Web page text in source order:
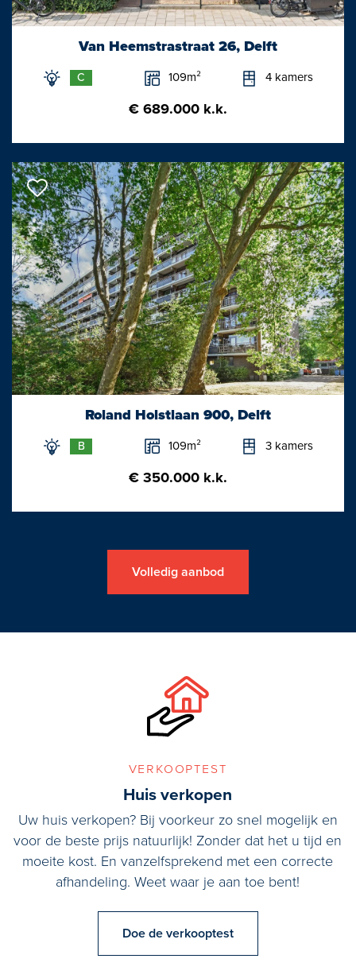
De twee riante kamers aan de voorzijde van de eerste
met hun grote hoge ramen een prachtig uitzicht op de gracht.
De kamers staan via de tussengelegen walk in closet in
verdieping een royale moderne badkamer met ligbad, dubbele
wastafel, toilet en inloopdouche en ene wasmachineruimte met
deur richting het tuingerichte balkon.
Tweede verdieping;
Op de tweede verdieping zijn vijf slaapkamers, volop bergruimte
en een bijzonder ruime overloop.
Vliering
Een grote vliering bevindt zich in de nok van het pand die via de
losse trap op de tweede verdieping is te bereiken.
De vliering wordt thans voor opslag van spullen gebruikt.
Bijzonderheden/Kenmerken:
- Bouwjaar 1811;
- Goede staat van onderhoud;
Van Heemstrastraat 26, Delft
C 109m² 4 kamers
€ 689.000 k.k.
Roland Holstlaan 900, Delft
B 109m² 3 kamers
€ 350.000 k.k.
Volledig aanbod
verkooptest
Huis verkopen
Uw huis verkopen? Bij voorkeur zo snel mogelijk en
voor de beste prijs natuurlijk! Zonder dat het u tijd en
moeite kost. En vanzelfsprekend met een correcte
afhandeling. Weet waar je aan toe bent!
Doe de verkooptest